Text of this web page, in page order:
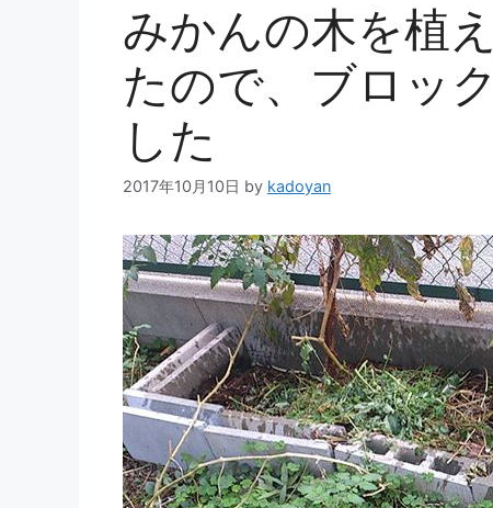
みかんの木を植
たので、ブロッ
した
2017年10月10日 by kadoyan